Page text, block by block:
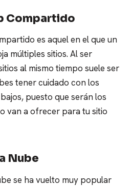
Compartido
es aquel en el que un
múltiples sitios. Al ser
al mismo tiempo suele ser
tener cuidado con los
puesto que serán los
van a ofrecer para tu sitio
Nube
se ha vuelto muy popular